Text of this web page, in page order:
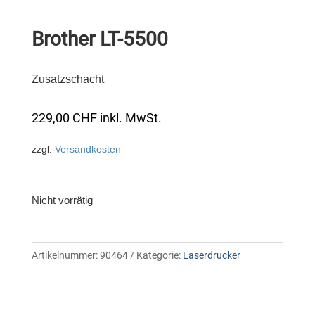
Brother LT-5500
Zusatzschacht
229,00 CHF inkl. MwSt.
zzgl. Versandkosten
Nicht vorrätig
Artikelnummer:90464 Kategorie: Laserdrucker